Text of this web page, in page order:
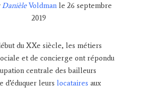
DanièleVoldman le 26 septembre
2019
du XXe siècle, les métiers
et de concierge ont répondu
centrale des bailleurs
d’éduquer leurs locataires aux